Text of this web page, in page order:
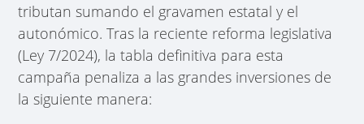
tributan sumando el gravamen estatal y el
autonómico. Tras la reciente reforma legislativa
(Ley 7/2024), la tabla definitiva para esta
campaña penaliza a las grandes inversiones de
la siguiente manera: